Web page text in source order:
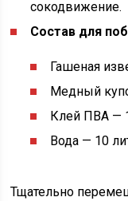
сокодвижение.
Состав для
Гашеная
Медный
Клей ПВА —
Вода — 10
Тщательно